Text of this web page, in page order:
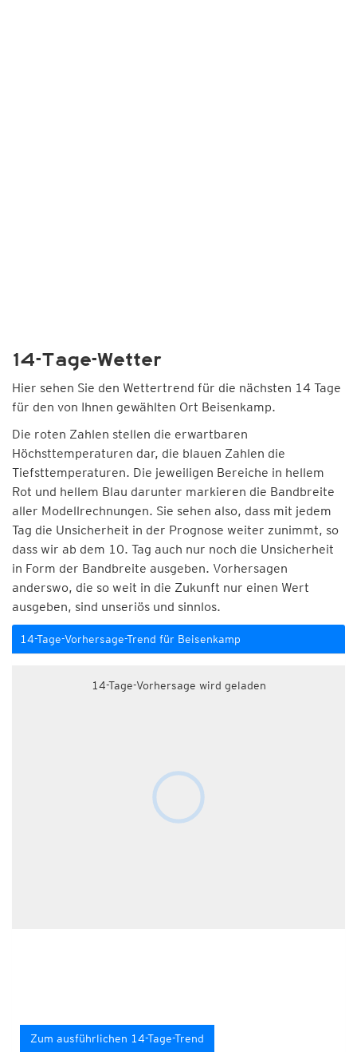
14-Tage-Wetter
Hier sehen Sie den Wettertrend für die nächsten 14 Tage
für den von Ihnen gewählten Ort Beisenkamp.
Die roten Zahlen stellen die erwartbaren
Höchsttemperaturen dar, die blauen Zahlen die
Tiefsttemperaturen. Die jeweiligen Bereiche in hellem
Rot und hellem Blau darunter markieren die Bandbreite
aller Modellrechnungen. Sie sehen also, dass mit jedem
Tag die Unsicherheit in der Prognose weiter zunimmt, so
dass wir ab dem 10. Tag auch nur noch die Unsicherheit
in Form der Bandbreite ausgeben. Vorhersagen
anderswo, die so weit in die Zukunft nur einen Wert
ausgeben, sind unseriös und sinnlos.
14-Tage-Vorhersage-Trend für Beisenkamp
14-Tage-Vorhersage wird geladen
Zum ausführlichen 14-Tage-Trend